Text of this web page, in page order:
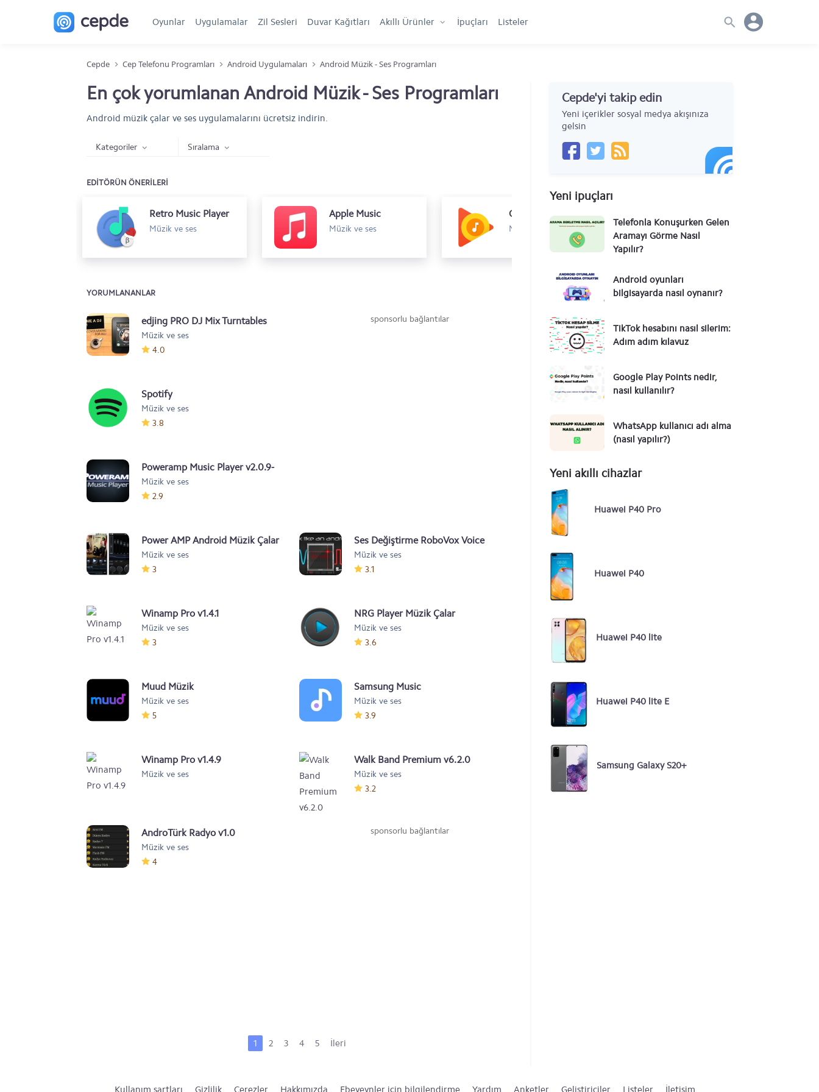
Oyunlar Uygulamalar Zil Sesleri Duvar Kağıtları Akıllı Ürünler İpuçları Listeler
Cepde Cep Telefonu Programları Android Uygulamaları Android Müzik - Ses Programları
En çok yorumlanan Android Müzik - Ses Programları
Android müzik çalar ve ses uygulamalarını ücretsiz indirin.
Kategoriler Sıralama
EDİTÖRÜN ÖNERİLERİ
Retro Music Player
Müzik ve ses
Apple Music
Müzik ve ses
Google Play Müzik
Müzik ve ses
YORUMLANANLAR
edjing PRO DJ Mix Turntables
v2.0.2
Müzik ve ses
4.0
sponsorlu bağlantılar
Spotify
Müzik ve ses
3.8
Poweramp Music Player v2.0.9-
build-528
Müzik ve ses
2.9
Power AMP Android Müzik Çalar
İndir
Müzik ve ses
3
Ses Değiştirme RoboVox Voice
Changer Pro v1.7.1
Müzik ve ses
3.1
Winamp Pro v1.4.1
Müzik ve ses
3
NRG Player Müzik Çalar
Müzik ve ses
3.6
Muud Müzik
Müzik ve ses
5
Samsung Music
Müzik ve ses
3.9
Winamp Pro v1.4.9
Müzik ve ses
Walk Band Premium v6.2.0
Müzik ve ses
3.2
sponsorlu bağlantılar
AndroTürk Radyo v1.0
Müzik ve ses
4
1 2 3 4 5 İleri
Cepde'yi takip edin
Yeni içerikler sosyal medya akışınıza
gelsin
Yeni ipuçları
Telefonla Konuşurken Gelen
Aramayı Görme Nasıl
Yapılır?
Android oyunları
bilgisayarda nasıl oynanır?
TikTok hesabını nasıl silerim:
Adım adım kılavuz
Google Play Points nedir,
nasıl kullanılır?
WhatsApp kullanıcı adı alma
(nasıl yapılır?)
Yeni akıllı cihazlar
Huawei P40 Pro
Huawei P40
Huawei P40 lite
Huawei P40 lite E
Samsung Galaxy S20+
Kullanım şartları Gizlilik Çerezler Hakkımızda Ebeveynler için bilgilendirme Yardım Anketler Geliştiriciler Listeler İletişim